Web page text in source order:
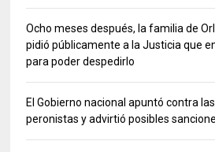
Ocho meses después, la familia de
pidió públicamente a la Justicia que
para poder despedirlo
El Gobierno nacional apuntó contra
peronistas y advirtió posibles